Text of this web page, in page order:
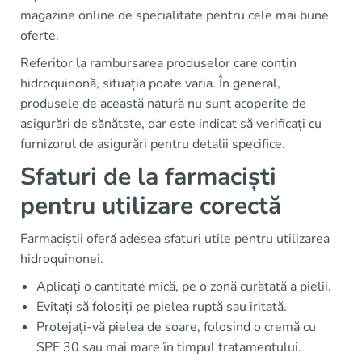
magazine online de specialitate pentru cele mai bune
oferte.
Referitor la rambursarea produselor care conțin
hidroquinonă, situația poate varia. În general,
produsele de această natură nu sunt acoperite de
asigurări de sănătate, dar este indicat să verificați cu
furnizorul de asigurări pentru detalii specifice.
Sfaturi de la farmaciști
pentru utilizare corectă
Farmaciștii oferă adesea sfaturi utile pentru utilizarea
hidroquinonei.
Aplicați o cantitate mică, pe o zonă curățată a pielii.
Evitați să folosiți pe pielea ruptă sau iritată.
Protejați-vă pielea de soare, folosind o cremă cu
SPF 30 sau mai mare în timpul tratamentului.